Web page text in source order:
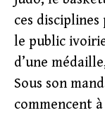
ces
le public
d’une
Sous son
commencent